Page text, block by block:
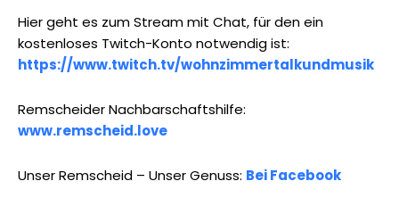
Hier geht es zum Stream mit Chat, für den ein
kostenloses Twitch-Konto notwendig ist:
https://www.twitch.tv/wohnzimmertalkundmusik
Remscheider Nachbarschaftshilfe:
www.remscheid.love
Unser Remscheid – Unser Genuss: Bei Facebook